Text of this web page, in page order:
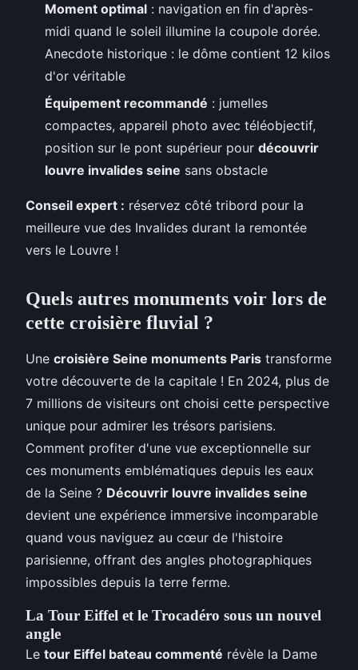
Moment optimal : navigation en fin d'après-
midi quand le soleil illumine la coupole dorée.
Anecdote historique : le dôme contient 12 kilos
d'or véritable
Équipement recommandé : jumelles
compactes, appareil photo avec téléobjectif,
position sur le pont supérieur pour découvrir
louvre invalides seine sans obstacle
Conseil expert : réservez côté tribord pour la
meilleure vue des Invalides durant la remontée
vers le Louvre !
Quels autres monuments voir lors de
cette croisière fluvial ?
Une croisière Seine monuments Paris transforme
votre découverte de la capitale ! En 2024, plus de
7 millions de visiteurs ont choisi cette perspective
unique pour admirer les trésors parisiens.
Comment profiter d'une vue exceptionnelle sur
ces monuments emblématiques depuis les eaux
de la Seine ? Découvrir louvre invalides seine
devient une expérience immersive incomparable
quand vous naviguez au cœur de l'histoire
parisienne, offrant des angles photographiques
impossibles depuis la terre ferme.
La Tour Eiffel et le Trocadéro sous un nouvel
angle
Le tour Eiffel bateau commenté révèle la Dame